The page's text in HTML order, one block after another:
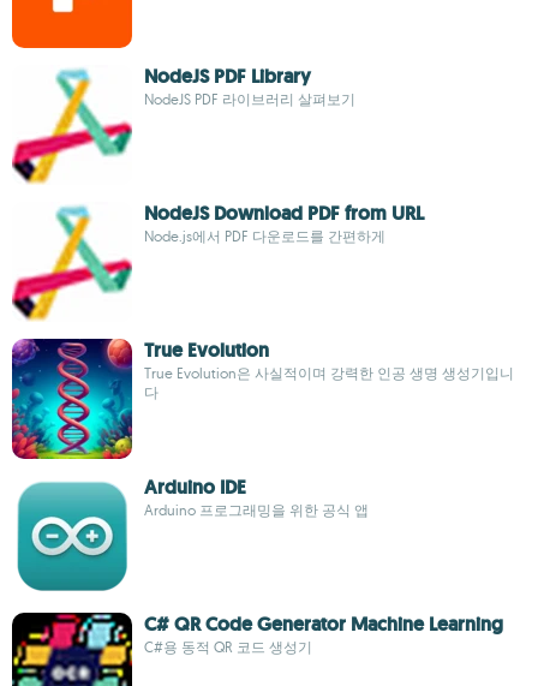
NodeJS PDF Library
NodeJS PDF 라이브러리 살펴보기
NodeJS Download PDF from URL
Node.js에서 PDF 다운로드를 간편하게
True Evolution
True Evolution은 사실적이며 강력한 인공 생명 생성기입니
다
Arduino IDE
Arduino 프로그래밍을 위한 공식 앱
C# QR Code Generator Machine Learning
C#용 동적 QR 코드 생성기